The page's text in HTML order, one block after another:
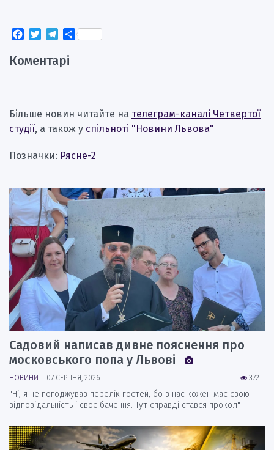
Facebook
TwitterTelegram
Поділитися
Коментарі
Більше новин читайте на телеграм-каналі Четвертої
студії, а також у спільноті "Новини Львова"
Позначки: Рясне-2
Садовий написав дивне пояснення про
московського попа у Львові
372
НОВИНИ 07 СЕРПНЯ, 2026
"Ні, я не погоджував перелік гостей, бо в нас кожен має свою
відповідальність і своє бачення. Тут справді стався прокол"